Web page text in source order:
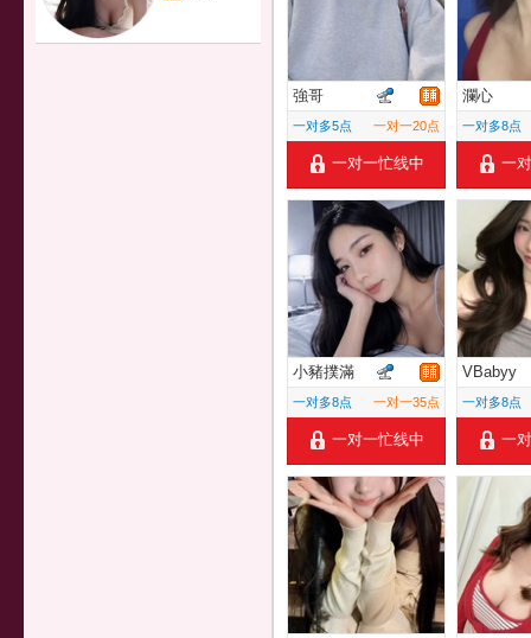
強哥
一对多5点 一对一20点
一对一忙线中
瀾心
一对多8点
一
小豬撲滿
一对多8点 一对一35点
一对一忙线中
VBabyy
一对多8点
一